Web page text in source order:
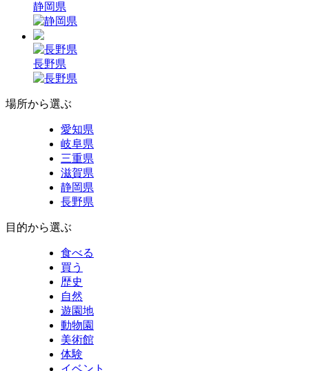
静岡県
長野県
場所から選ぶ
愛知県
岐阜県
三重県
滋賀県
静岡県
長野県
目的から選ぶ
食べる
買う
歴史
自然
遊園地
動物園
美術館
体験
イベント